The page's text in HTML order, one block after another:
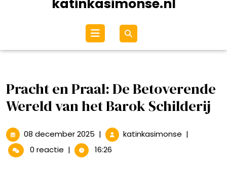
katinkasimonse.nl
Open
menu
Pracht en Praal: De Betoverende
Wereld van het Barok Schilderij
08 december 2025 08
december
2025
| katinkasimonse Pracht
|
0 reactie | 16:26